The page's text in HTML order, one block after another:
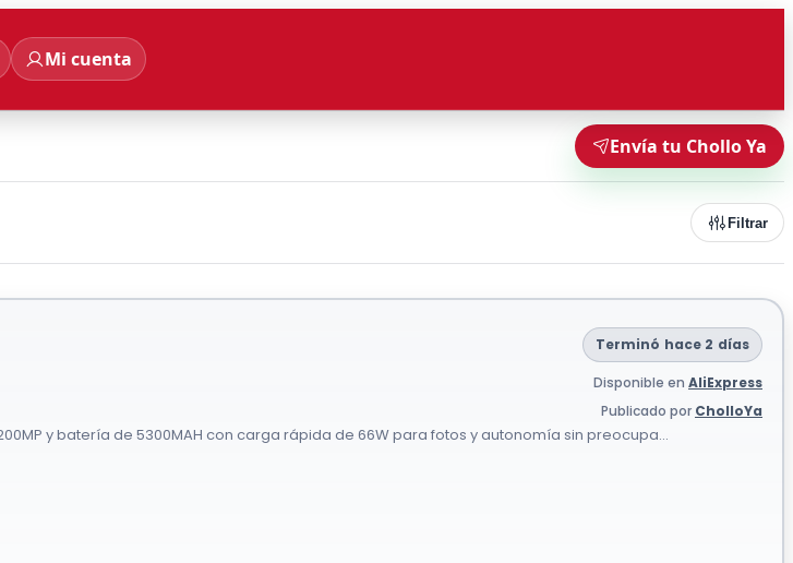
Mi cuenta
Envía tu Chollo Ya
Filtrar
Terminó hace 2 días
Disponible en AliExpress
Publicado por CholloYa
y batería de 5300MAH con carga rápida de 66W para fotos y autonomía sin preocupa...